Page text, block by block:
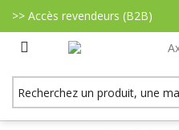
>> Accès revendeurs (B2B)